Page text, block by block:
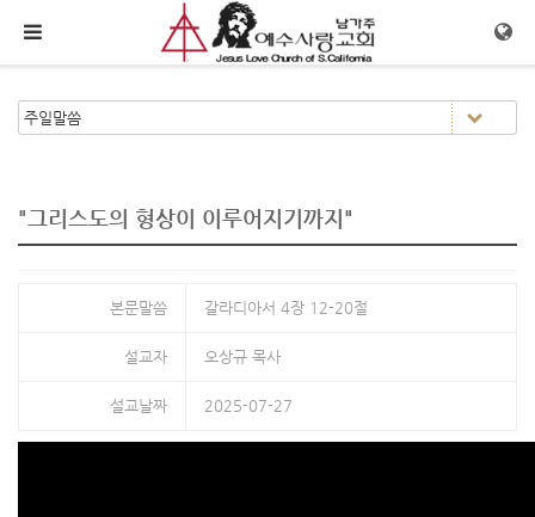
메뉴 건너뛰기
"그리스도의 형상이 이루어지기까지"
본문말씀 갈라디아서 4장 12-20절
설교자 오상규 목사
설교날짜 2025-07-27